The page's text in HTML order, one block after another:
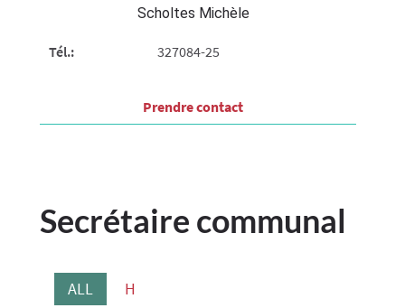
Scholtes Michèle
Tél.: 327084-25
Prendre contact​
Secrétaire communal
ALL H